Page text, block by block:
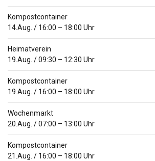
Kompostcontainer
14.Aug. / 16:00 – 18:00 Uhr
Heimatverein
19.Aug. /09:30 – 12:30 Uhr
Kompostcontainer
19.Aug. / 16:00 – 18:00 Uhr
Wochenmarkt
20.Aug. /07:00 – 13:00 Uhr
Kompostcontainer
21.Aug. / 16:00 – 18:00 Uhr